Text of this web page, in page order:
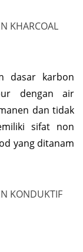
dasar karbon
dengan air
dan tidak
sifat non
yang ditanam